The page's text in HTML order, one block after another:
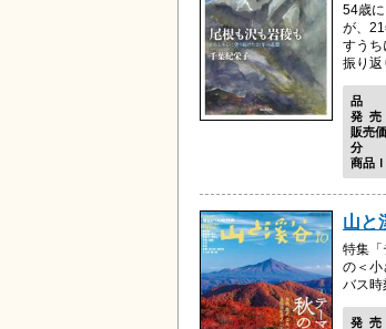
54歳
が、
すうち
振り返
発
販売
商品
山と
特集「
の＜小
バス時
発